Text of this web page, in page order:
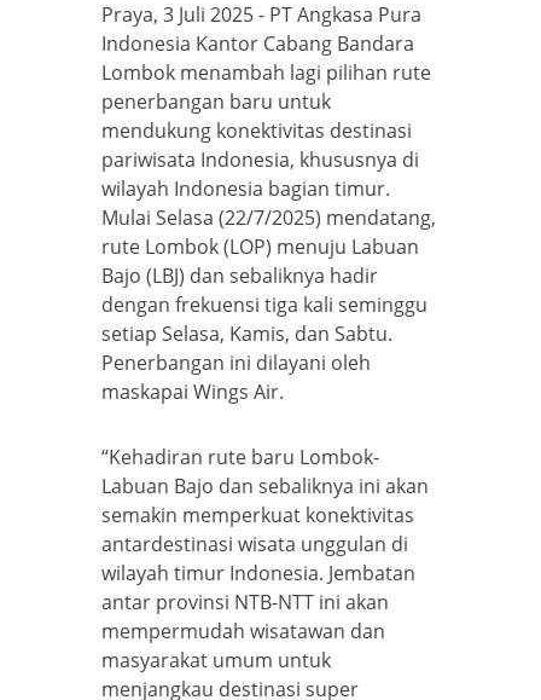
Praya, 3 Juli 2025 - PT Angkasa Pura
Indonesia Kantor Cabang Bandara
Lombok menambah lagi pilihan rute
penerbangan baru untuk
mendukung konektivitas destinasi
pariwisata Indonesia, khususnya di
wilayah Indonesia bagian timur.
Mulai Selasa (22/7/2025) mendatang,
rute Lombok (LOP) menuju Labuan
Bajo (LBJ) dan sebaliknya hadir
dengan frekuensi tiga kali seminggu
setiap Selasa, Kamis, dan Sabtu.
Penerbangan ini dilayani oleh
maskapai Wings Air.
“Kehadiran rute baru Lombok-
Labuan Bajo dan sebaliknya ini akan
semakin memperkuat konektivitas
antardestinasi wisata unggulan di
wilayah timur Indonesia. Jembatan
antar provinsi NTB-NTT ini akan
mempermudah wisatawan dan
masyarakat umum untuk
menjangkau destinasi super